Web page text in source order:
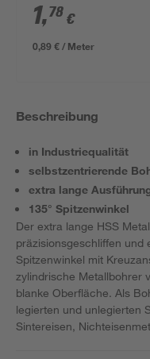
1,78 €
0,89 € / Meter
Beschreibung
in Industriequalität
selbstzentrierende
extra lange
135° Spitzenwinkel
Der extra lange HSS
präzisionsgeschliffen und
Spitzenwinkel mit
zylindrische Metallbohrer
blanke Oberfläche. Als
legierten und unlegierten
Sintereisen,